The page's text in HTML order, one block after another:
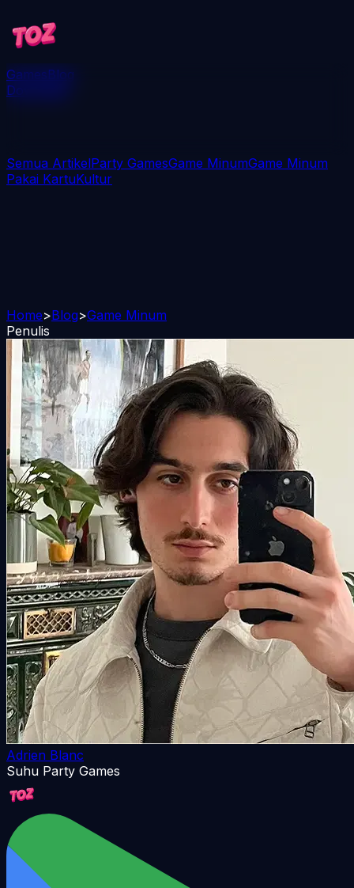
GamesBlog
Download
Semua ArtikelParty GamesGame MinumGame Minum
Pakai KartuKultur
Home>Blog>Game Minum
Penulis
Adrien Blanc
Suhu Party Games